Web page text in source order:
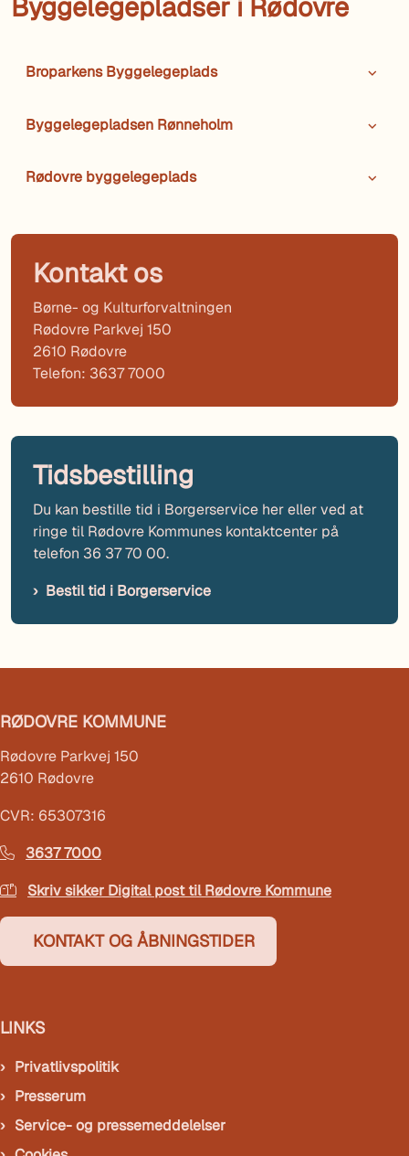
Byggelegepladser i Rødovre
Broparkens Byggelegeplads
Byggelegepladsen Rønneholm
Rødovre byggelegeplads
Kontakt os
Børne- og Kulturforvaltningen
Rødovre Parkvej 150
2610 Rødovre
Telefon: 3637 7000
Tidsbestilling
Du kan bestille tid i Borgerservice her eller ved at
ringe til Rødovre Kommunes kontaktcenter på
telefon 36 37 70 00.
Bestil tid i Borgerservice
RØDOVRE KOMMUNE
Rødovre Parkvej 150
2610 Rødovre
CVR: 65307316
3637 7000
Skriv sikker Digital post til Rødovre Kommune
KONTAKT OG ÅBNINGSTIDER
LINKS
Privatlivspolitik
Presserum
Service- og pressemeddelelser